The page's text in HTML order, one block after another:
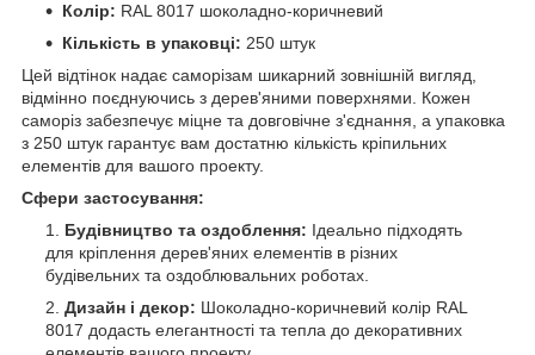
Колір: RAL 8017 шоколадно-коричневий
Кількість в упаковці: 250 штук
Цей відтінок надає саморізам шикарний зовнішній вигляд,
відмінно поєднуючись з дерев'яними поверхнями. Кожен
саморіз забезпечує міцне та довговічне з'єднання, а упаковка
з 250 штук гарантує вам достатню кількість кріпильних
елементів для вашого проекту.
Сфери застосування:
Будівництво та оздоблення: Ідеально підходять
для кріплення дерев'яних елементів в різних
будівельних та оздоблювальних роботах.
Дизайн і декор: Шоколадно-коричневий колір RAL
8017 додасть елегантності та тепла до декоративних